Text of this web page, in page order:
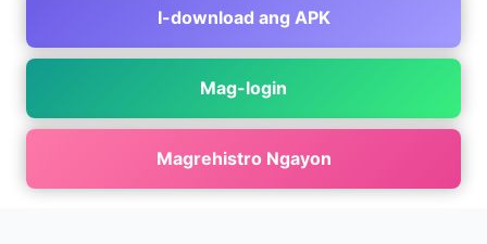
I-download ang APK
Mag-login
Magrehistro Ngayon